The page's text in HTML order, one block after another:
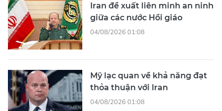
Iran đề xuất liên minh an ninh
giữa các nước Hồi giáo
04/08/2026 01:08
Mỹ lạc quan về khả năng đạt
thỏa thuận với Iran
04/08/2026 01:08